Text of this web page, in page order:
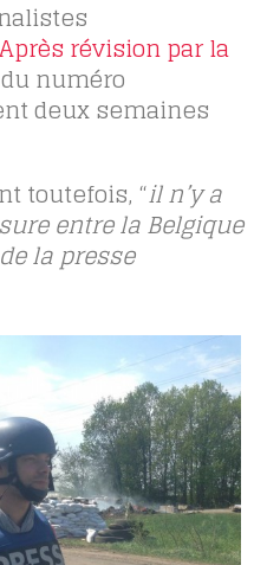
Après révision par la
numéro
deux semaines
toutefois, “il n’y a
entre la Belgique
la presse